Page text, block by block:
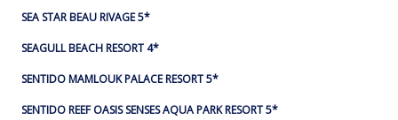
SEA STAR BEAU RIVAGE 5*
SEAGULL BEACH RESORT 4*
SENTIDO MAMLOUK PALACE RESORT 5*
SENTIDO REEF OASIS SENSES AQUA PARK RESORT 5*